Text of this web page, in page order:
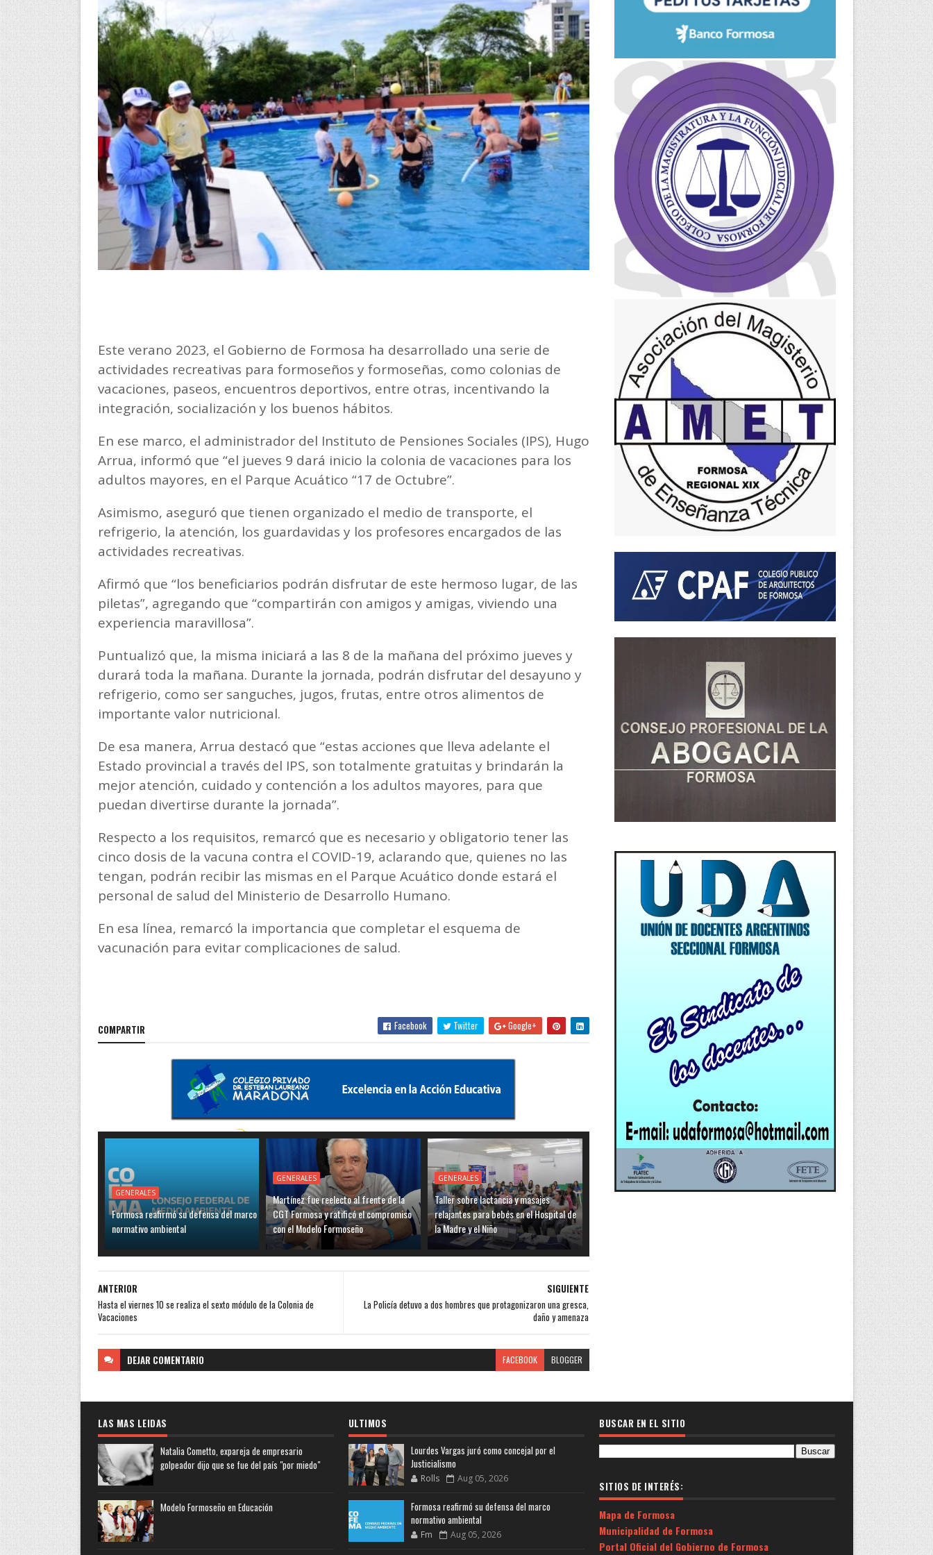
Este verano 2023, el Gobierno de Formosa ha desarrollado una serie de
actividades recreativas para formoseños y formoseñas, como colonias de
vacaciones, paseos, encuentros deportivos, entre otras, incentivando la
integración, socialización y los buenos hábitos.
En ese marco, el administrador del Instituto de Pensiones Sociales (IPS), Hugo
Arrua, informó que “el jueves 9 dará inicio la colonia de vacaciones para los
adultos mayores, en el Parque Acuático “17 de Octubre”.
Asimismo, aseguró que tienen organizado el medio de transporte, el
refrigerio, la atención, los guardavidas y los profesores encargados de las
actividades recreativas.
Afirmó que “los beneficiarios podrán disfrutar de este hermoso lugar, de las
piletas”, agregando que “compartirán con amigos y amigas, viviendo una
experiencia maravillosa”.
Puntualizó que, la misma iniciará a las 8 de la mañana del próximo jueves y
durará toda la mañana. Durante la jornada, podrán disfrutar del desayuno y
refrigerio, como ser sanguches, jugos, frutas, entre otros alimentos de
importante valor nutricional.
De esa manera, Arrua destacó que “estas acciones que lleva adelante el
Estado provincial a través del IPS, son totalmente gratuitas y brindarán la
mejor atención, cuidado y contención a los adultos mayores, para que
puedan divertirse durante la jornada”.
Respecto a los requisitos, remarcó que es necesario y obligatorio tener las
cinco dosis de la vacuna contra el COVID-19, aclarando que, quienes no las
tengan, podrán recibir las mismas en el Parque Acuático donde estará el
personal de salud del Ministerio de Desarrollo Humano.
En esa línea, remarcó la importancia que completar el esquema de
vacunación para evitar complicaciones de salud.
COMPARTIR Facebook Twitter Google+
GENERALES
Formosa reafirmó su defensa del marco
normativo ambiental
GENERALES
Martínez fue reelecto al frente de la
CGT Formosa y ratificó el compromiso
con el Modelo Formoseño
GENERALES
Taller sobre lactancia y masajes
relajantes para bebés en el Hospital de
la Madre y el Niño
SIGUIENTE
La Policía detuvo a dos hombres que protagonizaron una gresca,
daño y amenaza
ANTERIOR
Hasta el viernes 10 se realiza el sexto módulo de la Colonia de
Vacaciones
DEJAR COMENTARIO FACEBOOK BLOGGER
LAS MAS LEIDAS
Natalia Cometto, expareja de empresario
golpeador dijo que se fue del país "por miedo"
Modelo Formoseño en Educación
ULTIMOS
Lourdes Vargas juró como concejal por el
Justicialismo
Rolls Aug 05, 2026
Formosa reafirmó su defensa del marco
normativo ambiental
Fm Aug 05, 2026
BUSCAR EN EL SITIO
SITIOS DE INTERÉS:
Mapa de Formosa
Municipalidad de Formosa
Portal Oficial del Gobierno de Formosa